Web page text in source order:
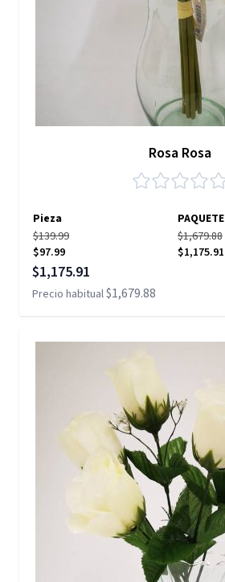
Rosa Rosa
Pieza
PAQUETE
$139.99
$97.99
$1,679.88
$1,175.91
Precio especial
$1,175.91
Precio habitual$1,679.88